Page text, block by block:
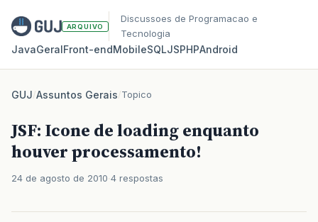
ARQUIVO
Discussoes de Programacao e
Tecnologia
JavaGeralFront‑endMobileSQLJSPHPAndroid
GUJ/Assuntos Gerais/Topico
JSF: Icone de loading enquanto
houver processamento!
24 de agosto de 2010 4 respostas